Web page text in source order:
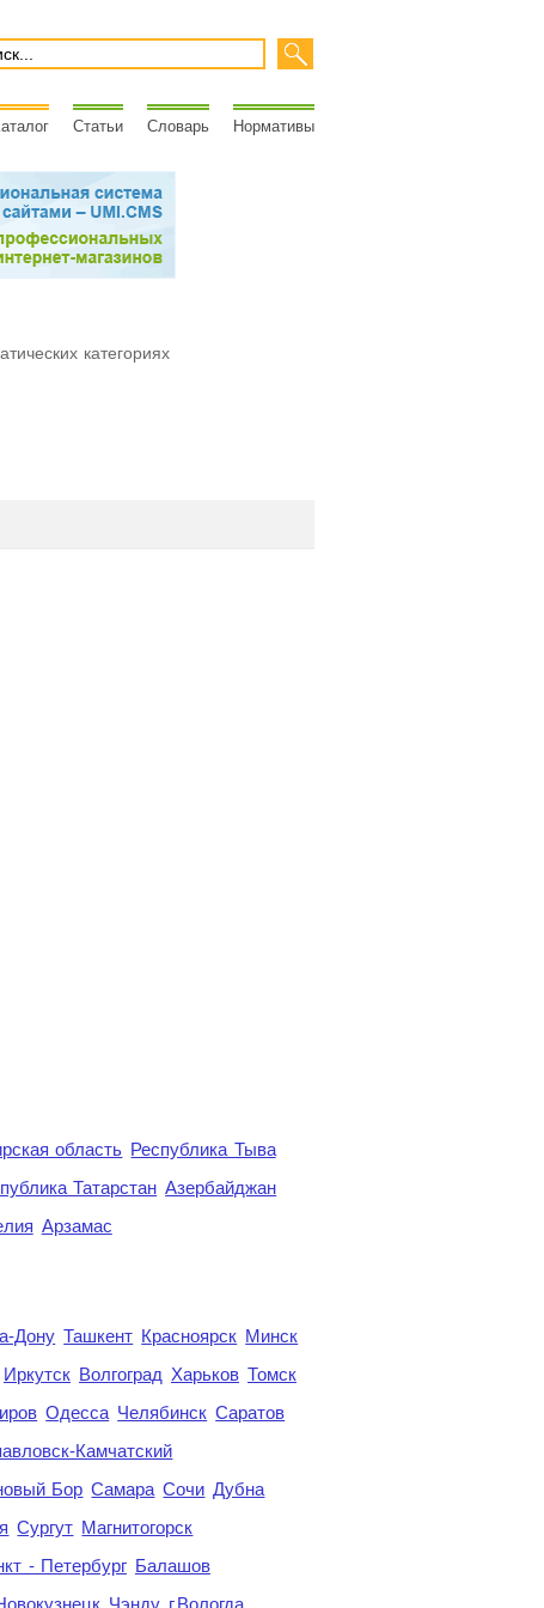
Статьи Словарь Нормативы
категориях
область Республика Тыва
Татарстан Азербайджан
Арзамас
Дону Ташкент Красноярск Минск
Иркутск Волгоград Харьков Томск
Одесса Челябинск Саратов
Камчатский
Бор Самара Сочи Дубна
Сургут Магнитогорск
- Петербург Балашов
Чэнду г.Вологда